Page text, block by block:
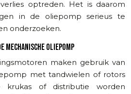
optreden. Het is daarom
in de oliepomp serieus te
onderzoeken.
MECHANISCHE OLIEPOMP
maken gebruik van
met tandwielen of rotors
of distributie worden